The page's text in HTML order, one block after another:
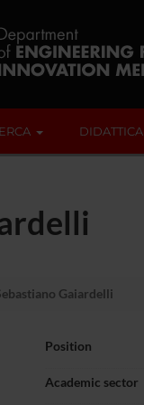
DIDATTICA
Gaiardelli
Position
Academic sector